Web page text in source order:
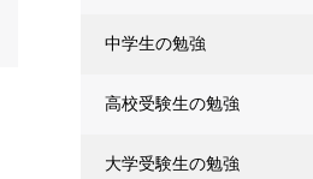
中学生の勉強
高校受験生の勉強
大学受験生の勉強